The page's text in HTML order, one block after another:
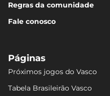
Regras da comunidade
Fale conosco
Páginas
Próximos jogos do Vasco
Tabela Brasileirão Vasco